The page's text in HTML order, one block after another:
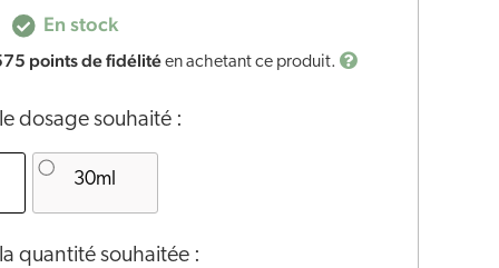
En stock
points de fidélitéen achetant ce produit.
dosage souhaité :
30ml
quantité souhaitée :